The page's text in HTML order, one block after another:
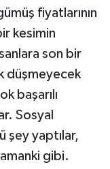
fiyatlarının
kesimin
son bir
düşmeyecek
başarılı
Sosyal
şey yaptılar,
gibi.